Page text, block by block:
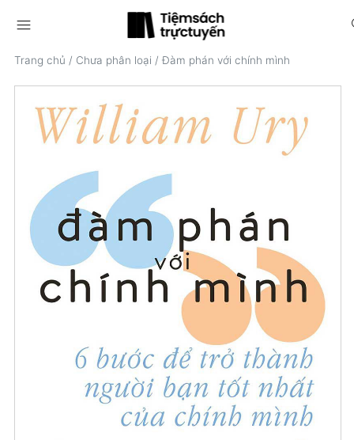
menu
Trang chủ / Chưa phân loại / Đàm phán với chính mình